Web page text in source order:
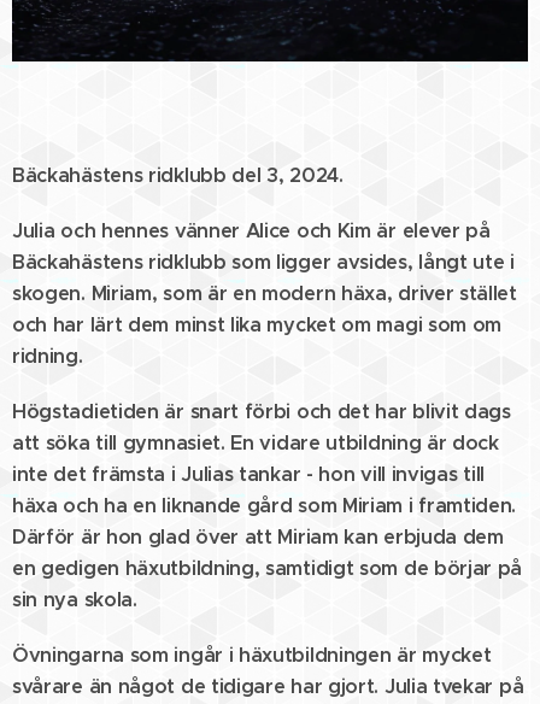
Bäckahästens ridklubb del 3, 2024.
Julia och hennes vänner Alice och Kim är elever på
Bäckahästens ridklubb som ligger avsides, långt ute i
skogen. Miriam, som är en modern häxa, driver stället
och har lärt dem minst lika mycket om magi som om
ridning.
Högstadietiden är snart förbi och det har blivit dags
att söka till gymnasiet. En vidare utbildning är dock
inte det främsta i Julias tankar - hon vill invigas till
häxa och ha en liknande gård som Miriam i framtiden.
Därför är hon glad över att Miriam kan erbjuda dem
en gedigen häxutbildning, samtidigt som de börjar på
sin nya skola.
Övningarna som ingår i häxutbildningen är mycket
svårare än något de tidigare har gjort. Julia tvekar på